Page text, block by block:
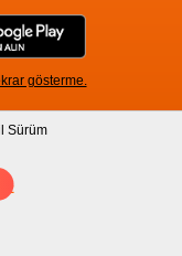
gösterme.
Sürüm